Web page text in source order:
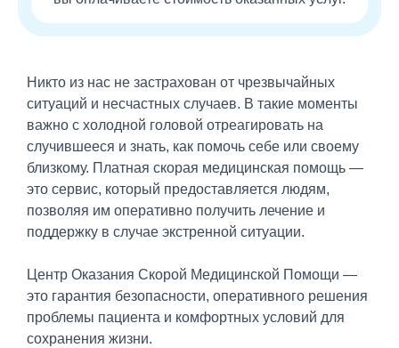
Никто из нас не застрахован от чрезвычайных
ситуаций и несчастных случаев. В такие моменты
важно с холодной головой отреагировать на
случившееся и знать, как помочь себе или своему
близкому. Платная скорая медицинская помощь —
это сервис, который предоставляется людям,
позволяя им оперативно получить лечение и
поддержку в случае экстренной ситуации.
Центр Оказания Скорой Медицинской Помощи —
это гарантия безопасности, оперативного решения
проблемы пациента и комфортных условий для
сохранения жизни.